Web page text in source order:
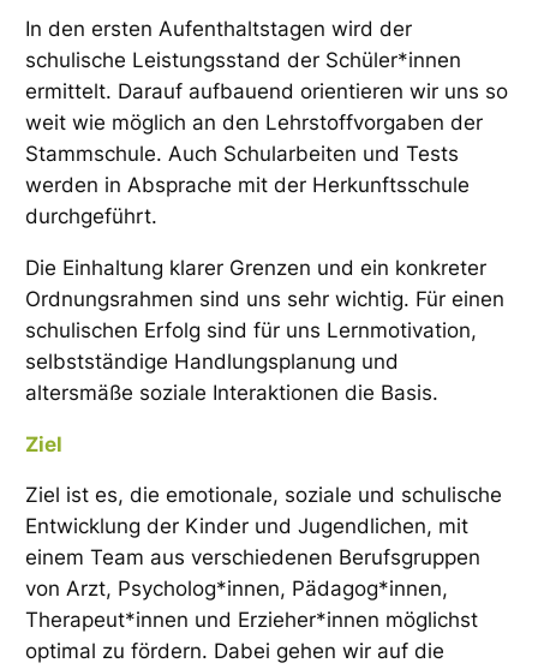
In den ersten Aufenthaltstagen wird der
schulische Leistungsstand der Schüler*innen
ermittelt. Darauf aufbauend orientieren wir uns so
weit wie möglich an den Lehrstoffvorgaben der
Stammschule. Auch Schularbeiten und Tests
werden in Absprache mit der Herkunftsschule
durchgeführt.
Die Einhaltung klarer Grenzen und ein konkreter
Ordnungsrahmen sind uns sehr wichtig. Für einen
schulischen Erfolg sind für uns Lernmotivation,
selbstständige Handlungsplanung und
altersmäße soziale Interaktionen die Basis.
Ziel
Ziel ist es, die emotionale, soziale und schulische
Entwicklung der Kinder und Jugendlichen, mit
einem Team aus verschiedenen Berufsgruppen
von Arzt, Psycholog*innen, Pädagog*innen,
Therapeut*innen und Erzieher*innen möglichst
optimal zu fördern. Dabei gehen wir auf die